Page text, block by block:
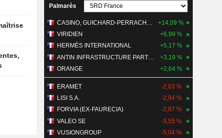
Palmarès
CASINO, GUICHARD-PERRACHON SA
+14,09 %
VIRIDIEN
+6,99 %
HERMÈS INTERNATIONAL
+5,17 %
ANTIN INFRASTRUCTURE PARTNERS
+3,19 %
ORANGE
+2,64 %
ERAMET
-2,03 %
LISI S.A.
-2,94 %
FORVIA (EX-FAURECIA)
-2,97 %
VALEO SE
-3,55 %
VUSIONGROUP
-5,04 %